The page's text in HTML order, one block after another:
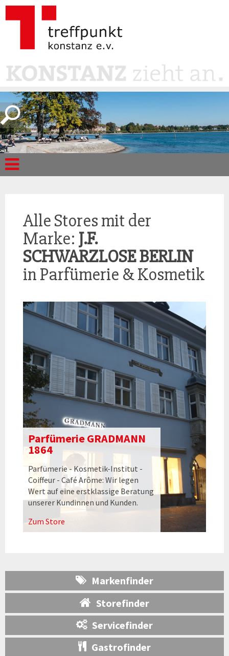
Alle Stores mit der
Marke: J.F.
SCHWARZLOSE BERLIN
in Parfümerie & Kosmetik
Parfümerie GRADMANN
1864
Parfümerie - Kosmetik-Institut -
Coiffeur - Café Arôme: Wir legen
Wert auf eine erstklassige Beratung
unserer Kundinnen und Kunden.
Zum Store
Markenfinder
Storefinder
Servicefinder
Gastrofinder